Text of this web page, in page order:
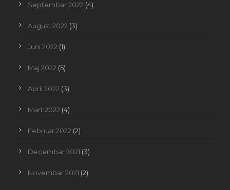
Septembar 2022 (4)
August 2022 (3)
Juni 2022 (1)
Maj 2022 (5)
April 2022 (3)
Mart 2022 (4)
Februar 2022 (2)
Decembar 2021 (3)
Novembar 2021 (2)